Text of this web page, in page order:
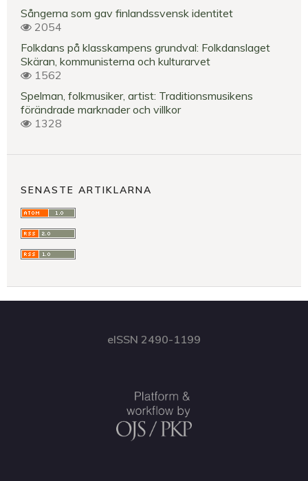
Sångerna som gav finlandssvensk identitet
2054
Folkdans på klasskampens grundval: Folkdanslaget
Skäran, kommunisterna och kulturarvet
1562
Spelman, folkmusiker, artist: Traditionsmusikens
förändrade marknader och villkor
1328
SENASTE ARTIKLARNA
eISSN 2490-1199